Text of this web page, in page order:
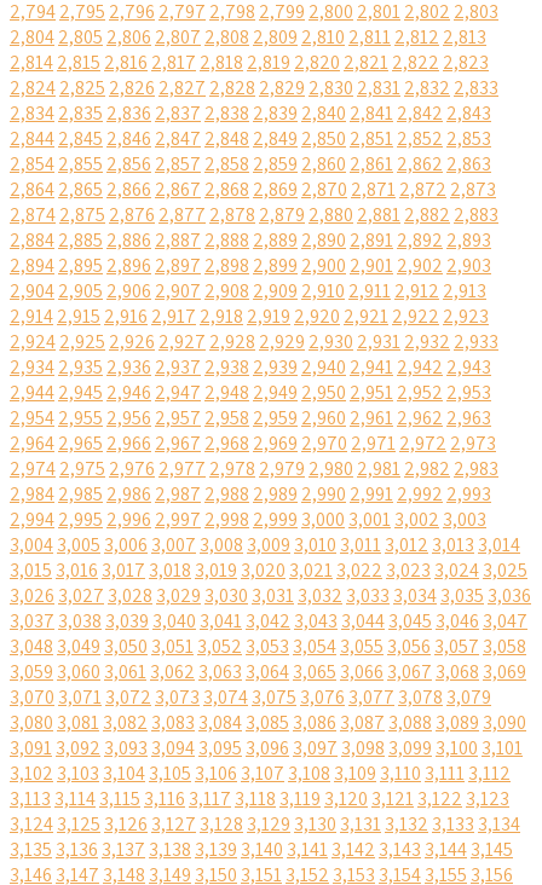
2,7942,795 2,796 2,797 2,798 2,799 2,800 2,8012,802 2,803
2,8042,805 2,806 2,807 2,808 2,809 2,810 2,8112,812 2,813
2,8142,815 2,816 2,817 2,818 2,819 2,820 2,8212,822 2,823
2,8242,825 2,826 2,827 2,828 2,829 2,830 2,8312,832 2,833
2,8342,835 2,836 2,837 2,838 2,839 2,840 2,8412,842 2,843
2,8442,845 2,846 2,847 2,848 2,849 2,850 2,8512,852 2,853
2,8542,855 2,856 2,857 2,858 2,859 2,860 2,8612,862 2,863
2,8642,865 2,866 2,867 2,868 2,869 2,870 2,8712,872 2,873
2,8742,875 2,876 2,877 2,878 2,879 2,880 2,8812,882 2,883
2,8842,885 2,886 2,887 2,888 2,889 2,890 2,8912,892 2,893
2,8942,895 2,896 2,897 2,898 2,899 2,900 2,9012,902 2,903
2,9042,905 2,906 2,907 2,908 2,909 2,910 2,9112,912 2,913
2,9142,915 2,916 2,917 2,918 2,919 2,920 2,9212,922 2,923
2,9242,925 2,926 2,927 2,928 2,929 2,930 2,9312,932 2,933
2,9342,935 2,936 2,937 2,938 2,939 2,940 2,9412,942 2,943
2,9442,945 2,946 2,947 2,948 2,949 2,950 2,9512,952 2,953
2,9542,955 2,956 2,957 2,958 2,959 2,960 2,9612,962 2,963
2,9642,965 2,966 2,967 2,968 2,969 2,970 2,9712,972 2,973
2,9742,975 2,976 2,977 2,978 2,979 2,980 2,9812,982 2,983
2,9842,985 2,986 2,987 2,988 2,989 2,990 2,9912,992 2,993
2,9942,995 2,996 2,997 2,998 2,999 3,000 3,0013,002 3,003
3,0043,005 3,006 3,007 3,008 3,009 3,010 3,0113,012 3,013 3,014
3,015 3,016 3,017 3,018 3,019 3,020 3,0213,022 3,023 3,0243,025
3,026 3,027 3,028 3,029 3,030 3,0313,032 3,033 3,0343,035 3,036
3,037 3,038 3,039 3,040 3,0413,042 3,043 3,0443,045 3,046 3,047
3,048 3,049 3,050 3,0513,052 3,053 3,0543,055 3,056 3,057 3,058
3,059 3,060 3,0613,062 3,063 3,0643,065 3,066 3,067 3,068 3,069
3,070 3,0713,072 3,073 3,0743,075 3,076 3,077 3,078 3,079
3,080 3,0813,082 3,083 3,0843,085 3,086 3,087 3,088 3,089 3,090
3,0913,092 3,093 3,0943,095 3,096 3,097 3,098 3,099 3,100 3,101
3,102 3,103 3,1043,105 3,106 3,107 3,108 3,109 3,110 3,1113,112
3,113 3,1143,115 3,116 3,117 3,118 3,119 3,120 3,1213,122 3,123
3,1243,125 3,126 3,127 3,128 3,129 3,130 3,1313,132 3,133 3,134
3,135 3,136 3,137 3,138 3,139 3,140 3,1413,142 3,143 3,1443,145
3,146 3,147 3,148 3,149 3,150 3,1513,152 3,153 3,1543,155 3,156